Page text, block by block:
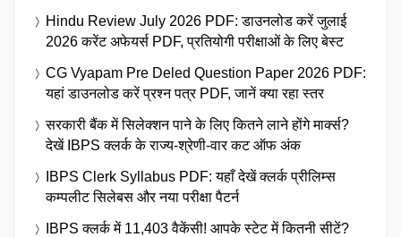
Hindu Review July 2026 PDF: डाउनलोड करें जुलाई
2026 करेंट अफेयर्स PDF, प्रतियोगी परीक्षाओं के लिए बेस्ट
CG Vyapam Pre Deled Question Paper 2026 PDF:
यहां डाउनलोड करें प्रश्न पत्र PDF, जानें क्या रहा स्तर
सरकारी बैंक में सिलेक्शन पाने के लिए कितने लाने होंगे मार्क्स?
देखें IBPS क्लर्क के राज्य-श्रेणी-वार कट ऑफ अंक
IBPS Clerk Syllabus PDF: यहाँ देखें क्लर्क प्रीलिम्स
कम्पलीट सिलेबस और नया परीक्षा पैटर्न
IBPS क्लर्क में 11,403 वैकेंसी! आपके स्टेट में कितनी सीटें?